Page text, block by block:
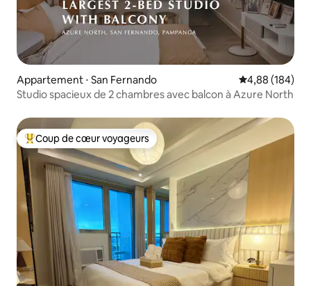
Appartement ⋅ San Fernando Évaluation
4,88 (184)
Studio spacieux de 2 chambres avec balcon à Azure North
Coups de cœur voyageurs les plus appréciés
Coup de cœur voyageurs